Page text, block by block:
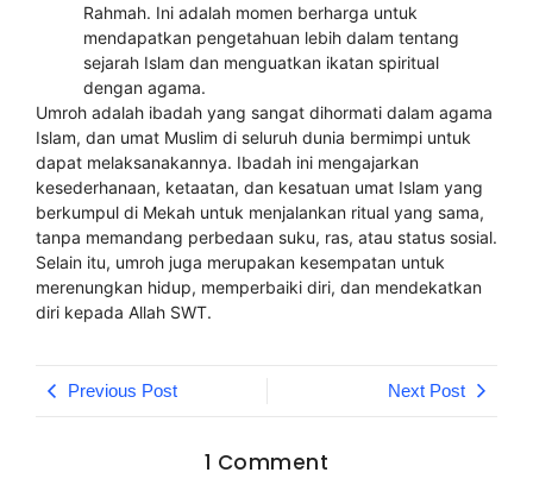
Rahmah. Ini adalah momen berharga untuk
mendapatkan pengetahuan lebih dalam tentang
sejarah Islam dan menguatkan ikatan spiritual
dengan agama.
Umroh adalah ibadah yang sangat dihormati dalam agama
Islam, dan umat Muslim di seluruh dunia bermimpi untuk
dapat melaksanakannya. Ibadah ini mengajarkan
kesederhanaan, ketaatan, dan kesatuan umat Islam yang
berkumpul di Mekah untuk menjalankan ritual yang sama,
tanpa memandang perbedaan suku, ras, atau status sosial.
Selain itu, umroh juga merupakan kesempatan untuk
merenungkan hidup, memperbaiki diri, dan mendekatkan
diri kepada Allah SWT.
Previous Post Next Post
1 Comment